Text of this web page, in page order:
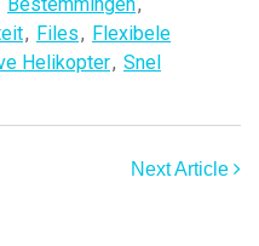
, Files, Flexibele
Helikopter, Snel
Next Article